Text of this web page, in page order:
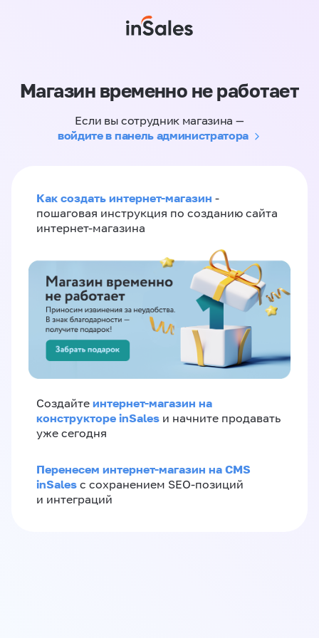
Магазин временно не работает
Если вы сотрудник магазина —
войдите в панель администратора
Как создать интернет-магазин -
пошаговая инструкция по созданию сайта
интернет-магазина
Создайте интернет-магазин на
конструкторе inSales и начните продавать
уже сегодня
Перенесем интернет-магазин на CMS
inSales с сохранением SEO-позиций
и интеграций